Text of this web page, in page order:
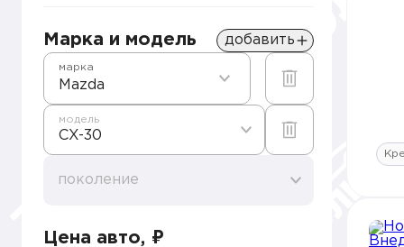
Марка и модель добавить
Mazda
марка
CX-30
модель
поколение
Цена авто, ₽